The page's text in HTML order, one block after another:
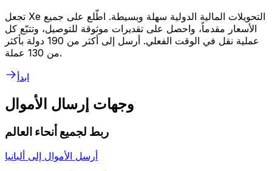
تجعل Xe التحويلات المالية الدولية سهلة وبسيطة. اطّلع على جميع
الأسعار مقدماً، واحصل على تقديرات موثوقة للتوصيل، وتتبّع كل
عملية نقل في الوقت الفعلي. أرسل إلى أكثر من 190 دولة بأكثر
من 130 عملة.
ابدأ
وجهات إرسال الأموال
ربط لجميع أنحاء العالم
أرسل الأموال إلى ألبانيا